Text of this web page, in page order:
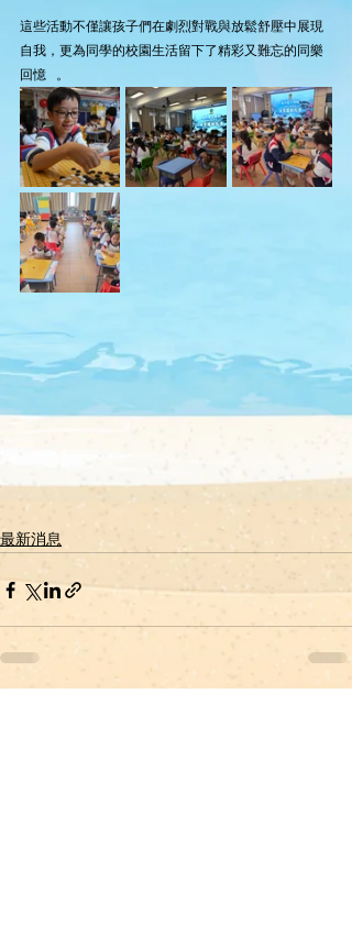
這些活動不僅讓孩子們在劇烈對戰與放鬆舒壓中展現
自我，更為同學的校園生活留下了精彩又難忘的同樂
回憶   。
最新消息